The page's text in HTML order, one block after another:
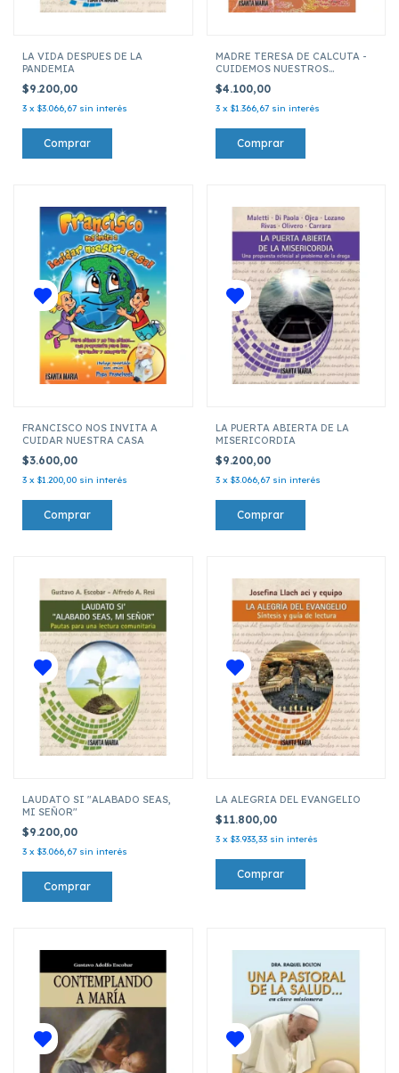
LA VIDA DESPUES DE LA
PANDEMIA
$9.200,00
3 x $3.066,67 sin interés
MADRE TERESA DE CALCUTA -
CUIDEMOS NUESTROS
$4.100,00
3 x $1.366,67 sin interés
FRANCISCO NOS INVITA A
CUIDAR NUESTRA CASA
$3.600,00
3 x $1.200,00 sin interés
LA PUERTA ABIERTA DE LA
MISERICORDIA
$9.200,00
3 x $3.066,67 sin interés
LAUDATO SI "ALABADO SEAS,
MI SEÑOR"
$9.200,00
3 x $3.066,67 sin interés
LA ALEGRIA DEL EVANGELIO
$11.800,00
3 x $3.933,33 sin interés